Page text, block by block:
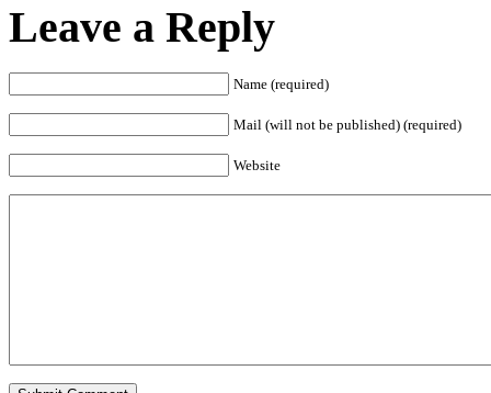
Leave a Reply
Name (required)
Mail (will not be published) (required)
Website